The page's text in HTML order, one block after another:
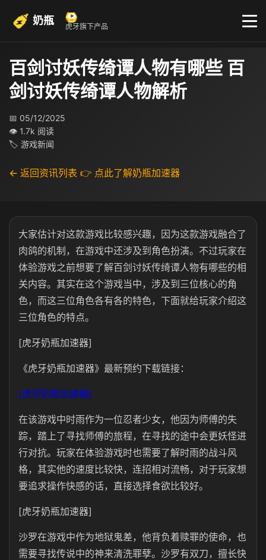
奶瓶 虎牙旗下产品
百剑讨妖传绮谭人物有哪些 百
剑讨妖传绮谭人物解析
📅 05/12/2025
👁 1.7k 阅读
🏷 游戏新闻
← 返回资讯列表 👉 点此了解奶瓶加速器
大家估计对这款游戏比较感兴趣，因为这款游戏融合了
肉鸽的机制，在游戏中还涉及到角色扮演。不过玩家在
体验游戏之前想要了解百剑讨妖传绮谭人物有哪些的相
关内容。其实在这个游戏当中，涉及到三位核心的角
色，而这三位角色各有各的特色，下面就给玩家介绍这
三位角色的特点。
[虎牙奶瓶加速器]
《虎牙奶瓶加速器》最新预约下载链接：
[虎牙奶瓶加速器]
在该游戏中时雨作为一位忍者少女，他因为师傅的失
踪，踏上了寻找师傅的旅程，在寻找的途中会更妖怪进
行对抗。玩家在体验游戏时也需要了解时雨的战斗风
格，其实他的速度比较快，连招相对流畅，对于玩家想
要追求操作快感的话，直接选择食欲比较好。
[虎牙奶瓶加速器]
沙罗在游戏中作为地狱鬼差，他背负着赎罪的使命，也
需要寻找传说中的神来清洗罪孽。沙罗有双刀，擅长快